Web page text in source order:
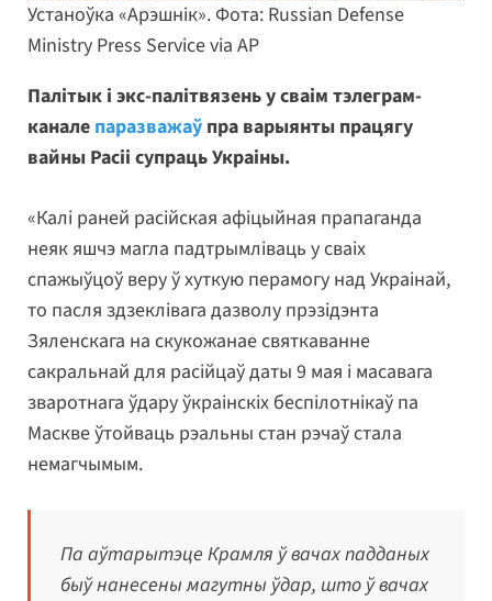
Устаноўка «Арэшнік». Фота: Russian Defense
Ministry Press Service via AP
Палітык і экс-палітвязень у сваім тэлеграм-
канале паразважаў пра варыянты працягу
вайны Расіі супраць Украіны.
«Калі раней расійская афіцыйная прапаганда
неяк яшчэ магла падтрымліваць у сваіх
спажыўцоў веру ў хуткую перамогу над Украінай,
то пасля здзеклівага дазволу прэзідэнта
Зяленскага на скукожанае святкаванне
сакральнай для расійцаў даты 9 мая і масавага
зваротнага ўдару ўкраінскіх беспілотнікаў па
Маскве ўтойваць рэальны стан рэчаў стала
немагчымым.
Па аўтарытэце Крамля ў вачах падданых
быў нанесены магутны ўдар, што ў вачах